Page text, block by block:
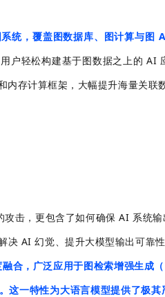
统，覆盖图数据库、图计算与图
户轻松构建基于图数据之上的 AI
存计算框架，大幅提升海量关联
击，更包含了如何确保 AI 系统
决 AI 幻觉、提升大模型输出可
合，广泛应用于图检索增强生成
这一特性为大语言模型提供了极